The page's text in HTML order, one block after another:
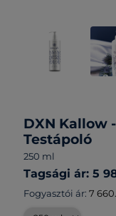
DXN Kallow
Testápoló
250 ml
Tagsági ár: 5
Fogyasztói ár: 7